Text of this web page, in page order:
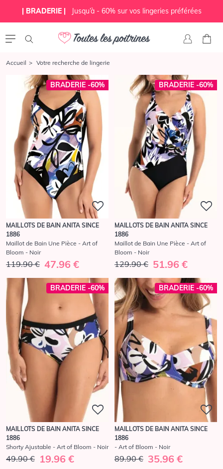
| BRADERIE | Jusqu’à - 60% sur vos lingeries préférées
Accueil Votre recherche de lingerie
BRADERIE -60%
MAILLOTS DE BAIN ANITA SINCE
1886
Maillot de Bain Une Pièce - Art of
Bloom - Noir
119.90 € 47.96 €
BRADERIE -60%
MAILLOTS DE BAIN ANITA SINCE
1886
Maillot de Bain Une Pièce - Art of
Bloom - Noir
129.90 € 51.96 €
BRADERIE -60%
MAILLOTS DE BAIN ANITA SINCE
1886
Shorty Ajustable - Art of Bloom - Noir
49.90 € 19.96 €
BRADERIE -60%
MAILLOTS DE BAIN ANITA SINCE
1886
- Art of Bloom - Noir
89.90 € 35.96 €